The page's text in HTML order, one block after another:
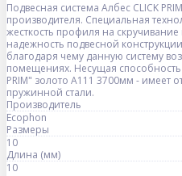
Подвесная система Албес CLICK
производителя. Специальная
жесткость профиля на
надежность подвесной
благодаря чему данную систему
помещениях. Несущая способность
PRIM" золото А111 3700мм - имеет
пружинной стали.
Производитель
Ecophon
Размеры
10
Длина (мм)
10